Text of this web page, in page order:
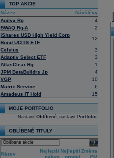
TOP AKCIE
Název
Návštěvy
Agilyx Rg
4
BWAQ Rg-A
2
iShares USD High Yield Corp
Bond UCITS ETF
12
Celsius
3
Adaptiv Select ETF
3
AtlasClear Rg
1
JPM BetaBuildrs Jp
4
VGP
10
Matrix Service
6
Amadeus IT Hold
15
MOJE PORTFOLIO
Nastavit Oblíbené, nastavit Portfolio
OBLÍBENÉ TITULY
select
Název
Nejlepší
nákup
Nejlepší
prodej
Změna
(%)